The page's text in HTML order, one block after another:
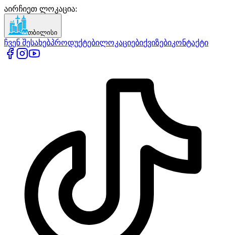
აირჩიეთ ლოკაცია:
თბილისი
ჩვენ შესახებპროდუქტებილოკაციებიქვიზებიკონტაქტი